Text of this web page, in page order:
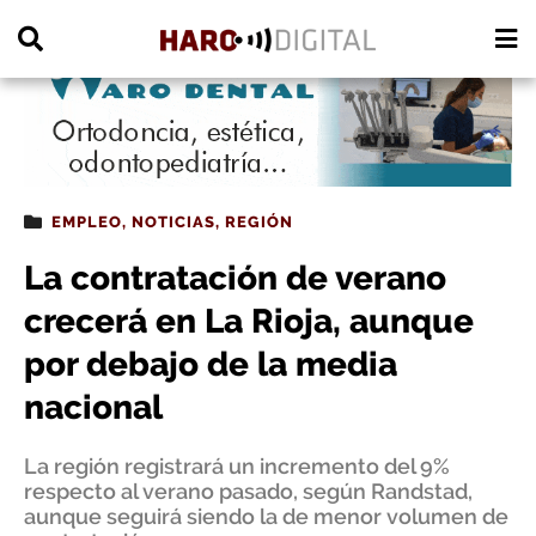
EMPLEO, NOTICIAS, REGIÓN
La contratación de verano
crecerá en La Rioja, aunque
por debajo de la media
nacional
La región registrará un incremento del 9%
respecto al verano pasado, según Randstad,
aunque seguirá siendo la de menor volumen de